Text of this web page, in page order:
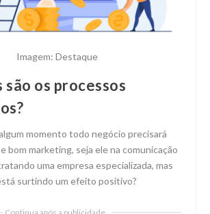
Imagem: Destaque
são os processos
momento todo negócio precisará
bom marketing, seja ele na comunicação
uma empresa especializada, mas
surtindo um efeito positivo?